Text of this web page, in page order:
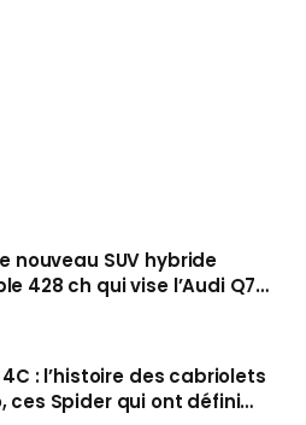
nouveau SUV hybride
428 ch qui vise l’Audi Q7
cet automne
: l’histoire des cabriolets
ces Spider qui ont défini